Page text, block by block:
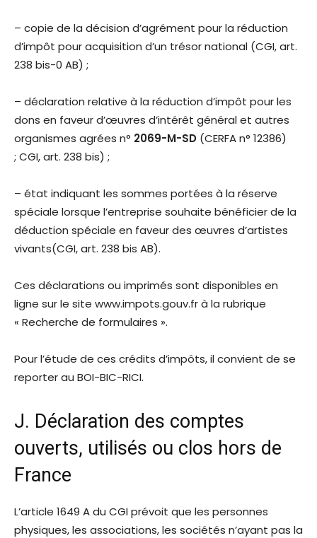
– copie de la décision d’agrément pour la réduction
d’impôt pour acquisition d’un trésor national (CGI, art.
238 bis-0 AB) ;
– déclaration relative à la réduction d’impôt pour les
dons en faveur d’œuvres d’intérêt général et autres
organismes agrées n° 2069-M-SD (CERFA n° 12386)
; CGI, art. 238 bis) ;
– état indiquant les sommes portées à la réserve
spéciale lorsque l’entreprise souhaite bénéficier de la
déduction spéciale en faveur des œuvres d’artistes
vivants(CGI, art. 238 bis AB).
Ces déclarations ou imprimés sont disponibles en
ligne sur le site www.impots.gouv.fr à la rubrique
« Recherche de formulaires ».
Pour l’étude de ces crédits d’impôts, il convient de se
reporter au BOI-BIC-RICI.
J. Déclaration des comptes
ouverts, utilisés ou clos hors de
France
L’article 1649 A du CGIprévoit que les personnes
physiques, les associations, les sociétés n’ayant pas la